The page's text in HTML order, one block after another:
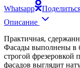
Whatsapp
Описание
Практичная,
Фасады выполнены в
строгой фрезеровкой
фасадов выглядит